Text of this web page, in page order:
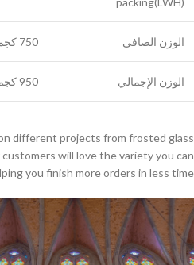
الوزن الصافي 750 كجم
الوزن الإجمالي 950 كجم
different projects from frosted glass
will love the variety you can
you finish more orders in less time.